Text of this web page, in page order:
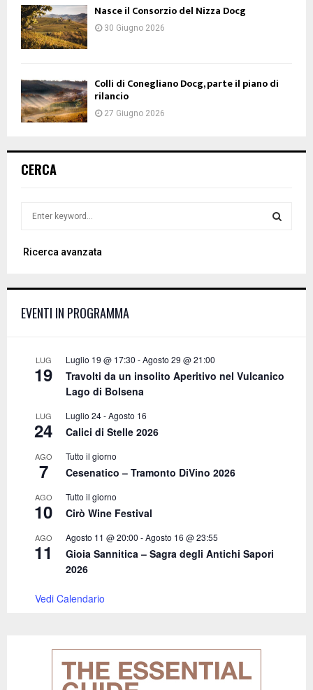
Nasce il Consorzio del Nizza Docg
30 Giugno 2026
Colli di Conegliano Docg, parte il piano di
rilancio
27 Giugno 2026
CERCA
r
o
Ricerca avanzata
EVENTI IN PROGRAMMA
LUG
19
Luglio 19 @ 17:30 -Agosto 29 @ 21:00
Travolti da un insolito Aperitivo nel Vulcanico
Lago di Bolsena
LUG
24
Luglio 24-Agosto 16
Calici di Stelle 2026
AGO
7
Tutto il giorno
Cesenatico – Tramonto DiVino 2026
AGO
10
Tutto il giorno
Cirò Wine Festival
AGO
11
Agosto 11 @ 20:00 -Agosto 16 @ 23:55
Gioia Sannitica – Sagra degli Antichi Sapori
2026
Vedi Calendario